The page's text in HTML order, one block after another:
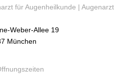
für Augenheilkunde | Augenarzt
Weber-Allee 19
München